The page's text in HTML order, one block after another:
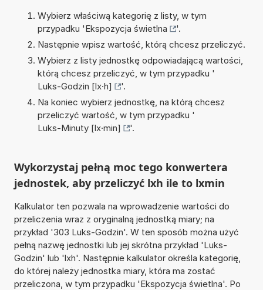
Wybierz właściwą kategorię z listy, w tym
przypadku 'Ekspozycja świetlna
'.
Następnie wpisz wartość, którą chcesz przeliczyć.
Wybierz z listy jednostkę odpowiadającą wartości,
którą chcesz przeliczyć, w tym przypadku '
Luks-Godzin [lx·h]
'.
Na koniec wybierz jednostkę, na którą chcesz
przeliczyć wartość, w tym przypadku '
Luks-Minuty [lx·min]
'.
Wykorzystaj pełną moc tego konwertera
jednostek, aby przeliczyć lxh ile to lxmin
Kalkulator ten pozwala na wprowadzenie wartości do
przeliczenia wraz z oryginalną jednostką miary; na
przykład '303 Luks-Godzin'. W ten sposób można użyć
pełną nazwę jednostki lub jej skrótna przykład 'Luks-
Godzin' lub 'lxh'. Następnie kalkulator określa kategorię,
do której należy jednostka miary, która ma zostać
przeliczona, w tym przypadku 'Ekspozycja świetlna'. Po